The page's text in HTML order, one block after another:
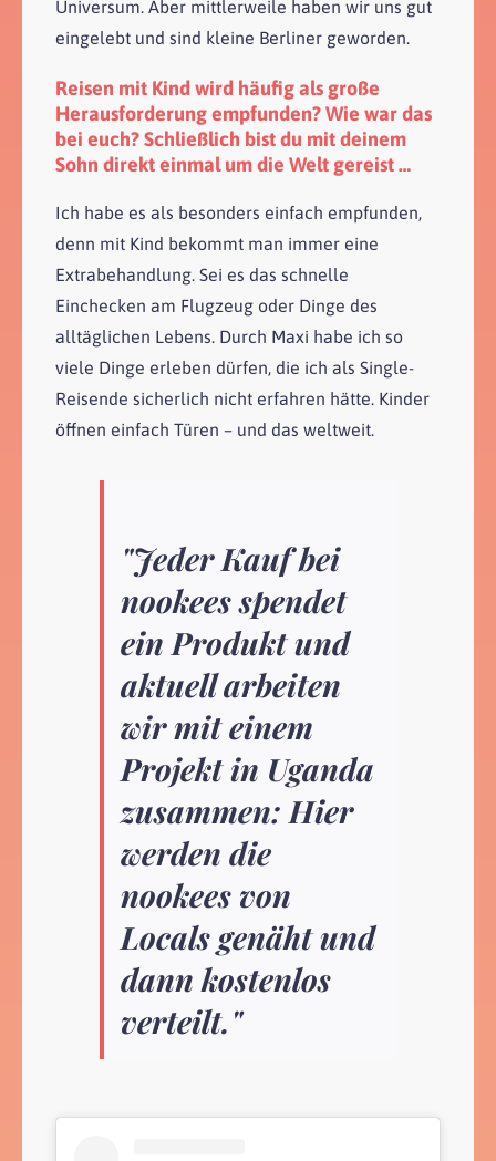
Universum. Aber mittlerweile haben wir uns gut
eingelebt und sind kleine Berliner geworden.
Reisen mit Kind wird häufig als große
Herausforderung empfunden? Wie war das
bei euch? Schließlich bist du mit deinem
Sohn direkt einmal um die Welt gereist …
Ich habe es als besonders einfach empfunden,
denn mit Kind bekommt man immer eine
Extrabehandlung. Sei es das schnelle
Einchecken am Flugzeug oder Dinge des
alltäglichen Lebens. Durch Maxi habe ich so
viele Dinge erleben dürfen, die ich als Single-
Reisende sicherlich nicht erfahren hätte. Kinder
öffnen einfach Türen – und das weltweit.
"Jeder Kauf bei
nookees spendet
ein Produkt und
aktuell arbeiten
wir mit einem
Projekt in Uganda
zusammen: Hier
werden die
nookees von
Locals genäht und
dann kostenlos
verteilt."